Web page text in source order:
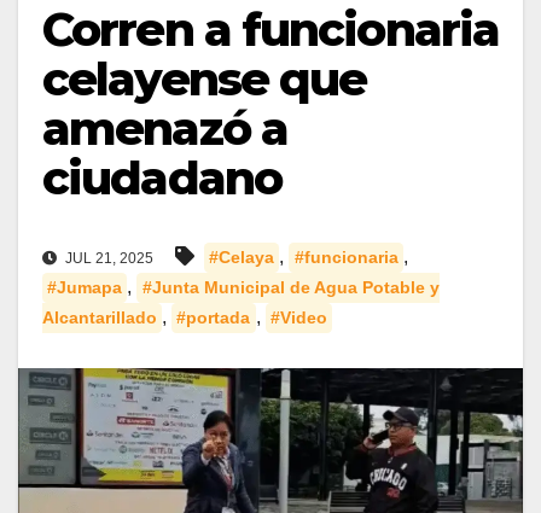
Corren a funcionaria
celayense que
amenazó a
ciudadano
JUL 21, 2025 #Celaya , #funcionaria ,
#Jumapa ,
#Junta Municipal de Agua Potable y
Alcantarillado , #portada , #Video